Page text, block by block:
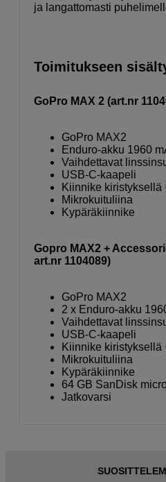
ja langattomasti
Toimitukseen
GoPro MAX 2 (art.nr
GoPro MAX2
Enduro-akku 1960
Vaihdettavat
USB-C-kaapeli
Kiinnike kiristyksellä
Mikrokuituliina
Kypäräkiinnike
Gopro MAX2 +
art.nr 1104089)
GoPro MAX2
2 x Enduro-akku
Vaihdettavat
USB-C-kaapeli
Kiinnike kiristyksellä
Mikrokuituliina
Kypäräkiinnike
64 GB SanDisk
Jatkovarsi